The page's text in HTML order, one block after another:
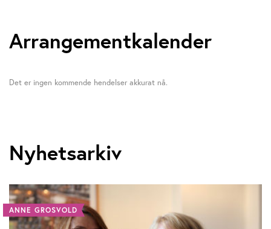
Arrangementkalender
Det er ingen kommende hendelser akkurat nå.
Nyhetsarkiv
ANNE GROSVOLD